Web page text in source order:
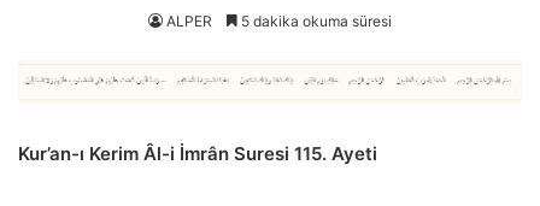
ALPER 5 dakika okuma süresi
Kur’an-ı Kerim Âl-i İmrân Suresi 115. Ayeti